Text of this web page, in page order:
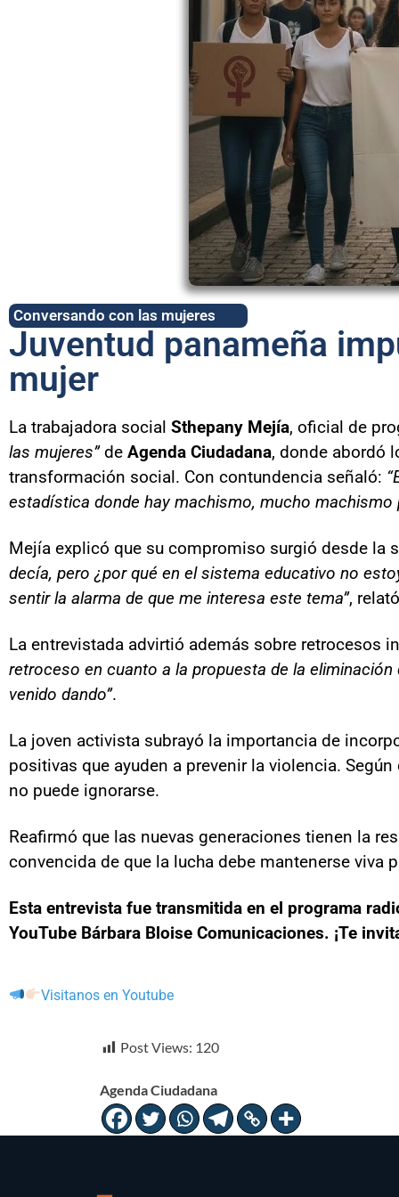
Conversando con las mujeres
Juventud panameña
mujer
La trabajadora social Sthepany Mejía, oficial de
las mujeres”de Agenda Ciudadana, donde abordó
transformación social. Con contundencia señaló:
estadística donde hay machismo, mucho
Mejía explicó que su compromiso surgió desde la
decía, pero ¿por qué en el sistema educativo no
sentir la alarma de que me interesa este tema”,
La entrevistada advirtió además sobre retrocesos
retroceso en cuanto a la propuesta de la
venido dando”.
La joven activista subrayó la importancia de
positivas que ayuden a prevenir la violencia.
no puede ignorarse.
Reafirmó que las nuevas generaciones tienen la
convencida de que la lucha debe mantenerse viva
Esta entrevista fue transmitida en el programa
YouTube Bárbara Bloise Comunicaciones. ¡Te
Visitanos en Youtube
Post Views: 120
Agenda Ciudadana